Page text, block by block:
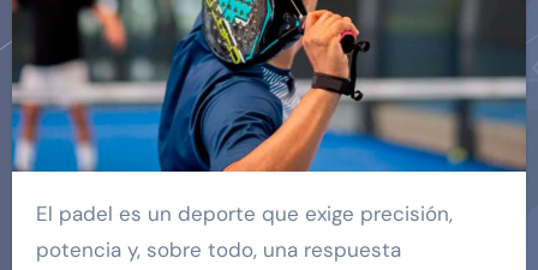
El padel es un deporte que exige precisión,
potencia y, sobre todo, una respuesta